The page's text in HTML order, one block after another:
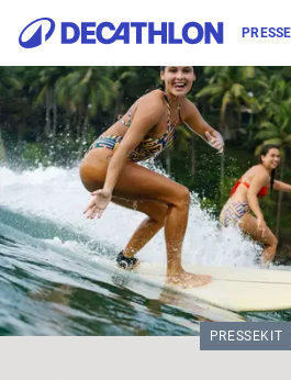
Zum Inhalt springen
PRESSE
KATEGORIE:
PRESSEKIT